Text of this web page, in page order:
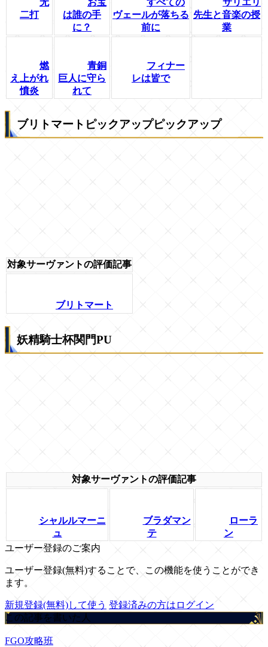
二打
は誰の手
に？
ヴェールが落ちる
前に
先生と音楽の授
業
燃
え上がれ
憤炎
青銅
巨人に守ら
れて
フィナー
レは皆で
ブリトマートピックアップピックアップ
対象サーヴァントの評価記事
ブリトマート
妖精騎士杯関門PU
対象サーヴァントの評価記事
シャルルマーニ
ュ
ブラダマン
テ
ローラ
ン
ユーザー登録のご案内
ユーザー登録(無料)することで、この機能を使うことができ
ます。
新規登録(無料)して使う 登録済みの方はログイン
この記事を書いた人
FGO攻略班